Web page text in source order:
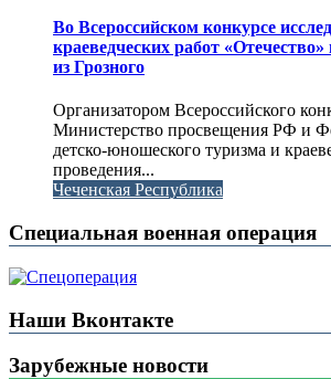
Во Всероссийском конкурсе
краеведческих работ
из Грозного
Организатором Всероссийского
Министерство просвещения РФ и
детско-юношеского туризма и
проведения...
Чеченская Республика
Специальная военная операция
Наши Вконтакте
Зарубежные новости